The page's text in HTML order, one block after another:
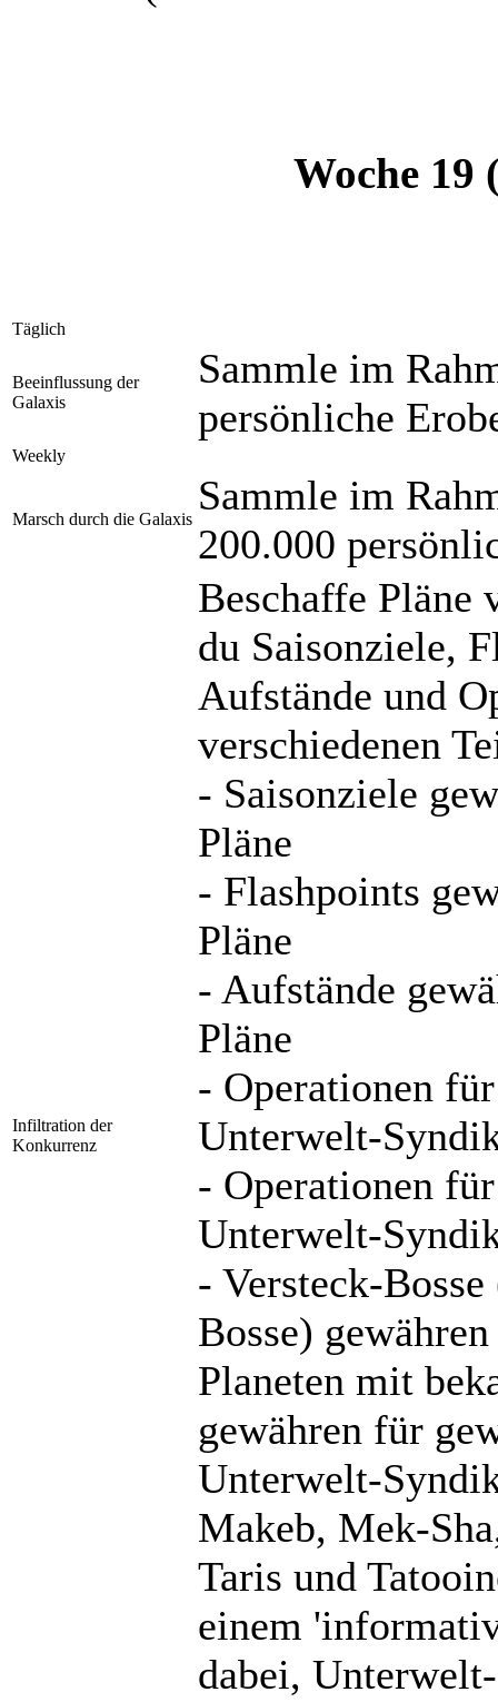
Woche 19
Täglich
Beeinflussung der
Galaxis
Sammle im
persönliche
Weekly
Marsch durch die Galaxis
Sammle im
200.000
Infiltration der
Konkurrenz
Beschaffe Pläne
du Saisonziele,
Aufstände und
verschiedenen
- Saisonziele
Pläne
- Flashpoints
Pläne
- Aufstände
Pläne
- Operationen
Unterwelt-
- Operationen
Unterwelt-
- Versteck-
Bosse)
Planeten mit
gewähren für
Unterwelt-
Makeb, Mek-
Taris und
einem
dabei,